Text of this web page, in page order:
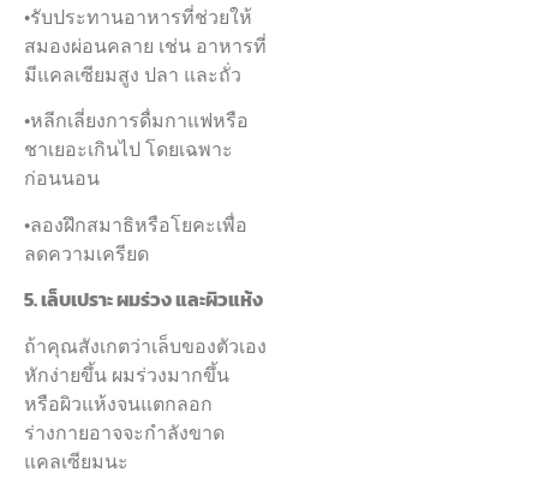
•รับประทานอาหารที่ช่วยให้
สมองผ่อนคลาย เช่น อาหารที่
มีแคลเซียมสูง ปลา และถั่ว
•หลีกเลี่ยงการดื่มกาแฟหรือ
ชาเยอะเกินไป โดยเฉพาะ
ก่อนนอน
•ลองฝึกสมาธิหรือโยคะเพื่อ
ลดความเครียด
5. เล็บเปราะ ผมร่วง และผิวแห้ง
ถ้าคุณสังเกตว่าเล็บของตัวเอง
หักง่ายขึ้น ผมร่วงมากขึ้น
หรือผิวแห้งจนแตกลอก
ร่างกายอาจจะกำลังขาด
แคลเซียมนะ